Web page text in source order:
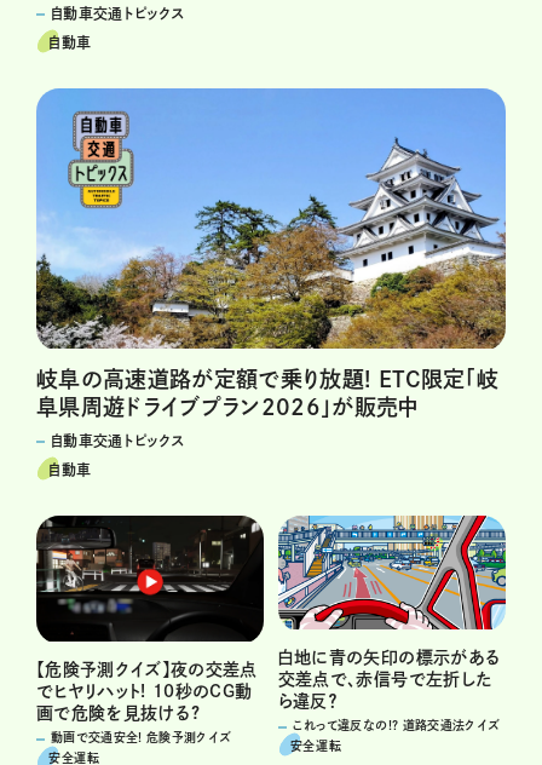
自動車交通トピックス
自動車
岐阜の高速道路が定額で乗り放題! ETC限定「岐
阜県周遊ドライブプラン2026」が販売中
自動車交通トピックス
自動車
【危険予測クイズ】夜の交差点
でヒヤリハット! 10秒のCG動
画で危険を見抜ける?
動画で交通安全! 危険予測クイズ
安全運転
白地に青の矢印の標示がある
交差点で、赤信号で左折した
ら違反？
これって違反なの!? 道路交通法クイズ
安全運転